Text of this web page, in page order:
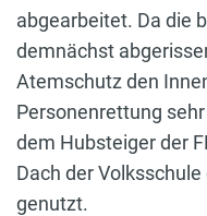
abgearbeitet. Da die
demnächst
Atemschutz den
Personenrettung
dem Hubsteiger der
Dach der
genutzt.